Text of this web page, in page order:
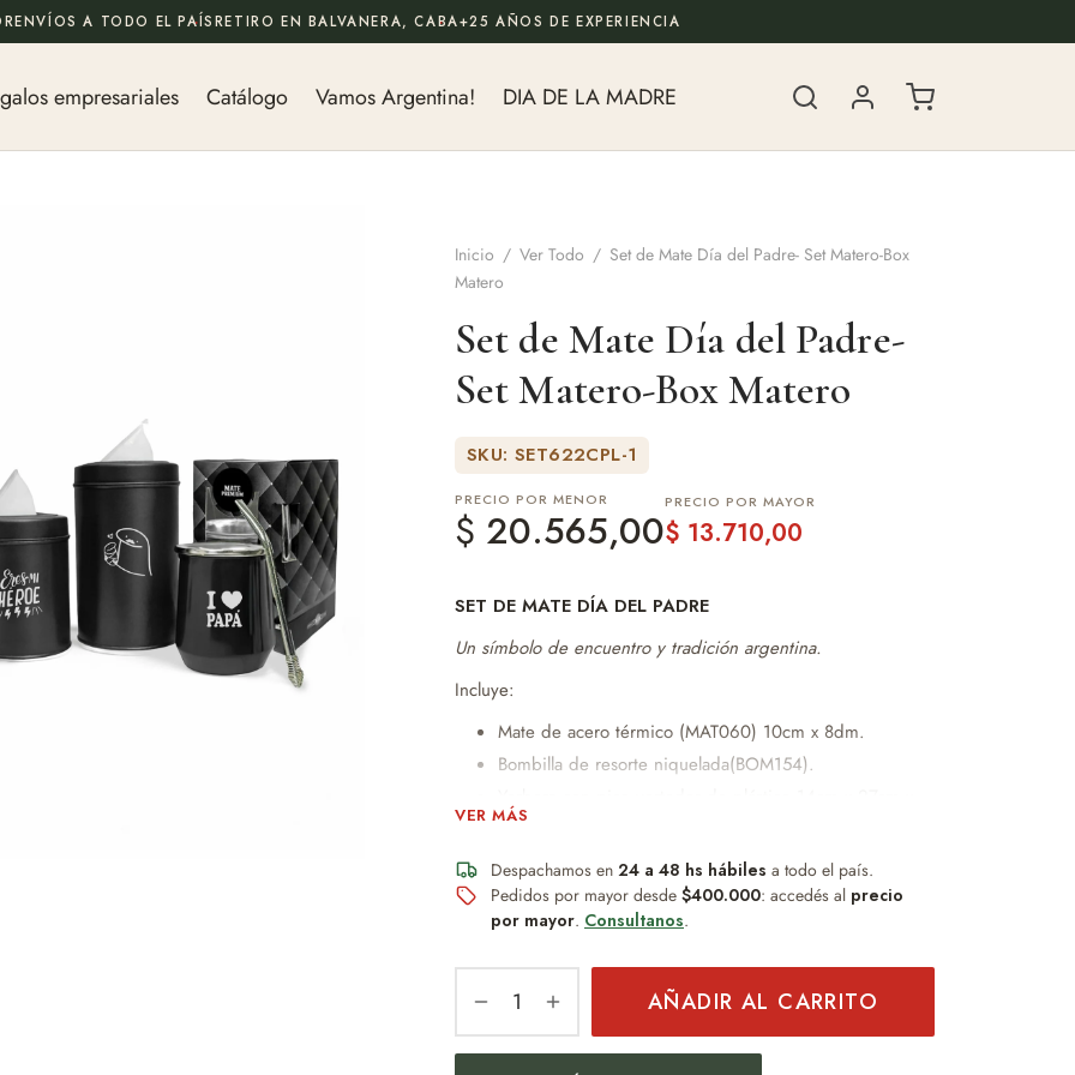
empresariales Catálogo Vamos Argentina! DIA DE LA MADRE
Inicio / Ver Todo / Set de Mate Día del Padre- Set Matero-Box
Matero
Set de Mate Día del Padre-
Set Matero-Box Matero
SKU: SET622CPL-1
PRECIO POR MENOR
$ 20.565,00
PRECIO POR MAYOR
$ 13.710,00
SET DE MATE DÍA DEL PADRE
Un símbolo de encuentro y tradición argentina.
Incluye:
Mate de acero térmico (MAT060) 10cm x 8dm.
Bombilla de resorte niquelada(BOM154).
8dm.
Azucarera con pico vertedor de plástico de 10cm x
8dm
Caja set de latas 20cm x 17cm x 10cm
VER MÁS
Despachamos en 24 a 48 hs hábiles a todo el país.
Pedidos por mayor desde $400.000: accedés al precio
por mayor. Consultanos.
AÑADIR AL CARRITO
ENVÍOS A TODO EL PAÍSRETIRO EN BALVANERA, CABA+25 AÑOS DE EXPERIENCIA